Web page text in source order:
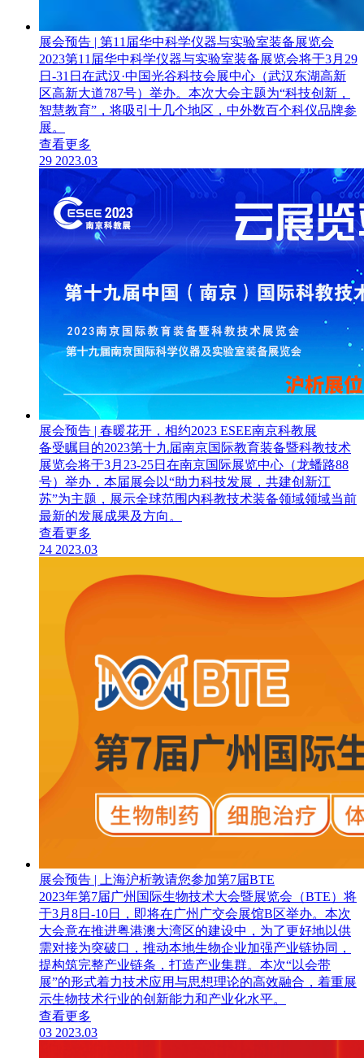
展会预告 | 第11届华中科学仪器与实验室装备展览会
2023第11届华中科学仪器与实验室装备展览会将于3月29
日-31日在武汉·中国光谷科技会展中心（武汉东湖高新
区高新大道787号）举办。本次大会主题为“科技创新，
智慧教育”，将吸引十几个地区，中外数百个科仪品牌参
展。
查看更多
29 2023.03
展会预告 | 春暖花开，相约2023 ESEE南京科教展
备受瞩目的2023第十九届南京国际教育装备暨科教技术
展览会将于3月23-25日在南京国际展览中心（龙蟠路88
号）举办，本届展会以“助力科技发展，共建创新江
苏”为主题，展示全球范围内科教技术装备领域领域当前
最新的发展成果及方向。
查看更多
24 2023.03
展会预告 | 上海沪析敦请您参加第7届BTE
2023年第7届广州国际生物技术大会暨展览会（BTE）将
于3月8日-10日，即将在广州广交会展馆B区举办。本次
大会意在推进粤港澳大湾区的建设中，为了更好地以供
需对接为突破口，推动本地生物企业加强产业链协同，
提构筑完整产业链条，打造产业集群。本次“以会带
展”的形式着力技术应用与思想理论的高效融合，着重展
示生物技术行业的创新能力和产业化水平。
查看更多
03 2023.03